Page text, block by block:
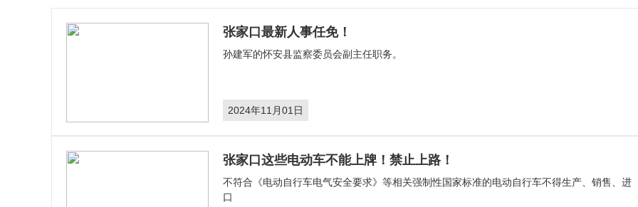
张家口最新人事任免！
孙建军的怀安县监察委员会副主任职务。
2024年11月01日
张家口这些电动车不能上牌！禁止上路！
不符合《电动自行车电气安全要求》等相关强制性国家标准的电动自行车不得生产、销售、进
口